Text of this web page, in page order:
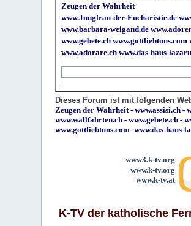
Zeugen der Wahrheit
www.Jungfrau-der-Eucharistie.de
www.barbara-weigand.de
www.gebete.ch www.gottliebtuns.com
www.adorare.ch www.das-haus-
Dieses Forum ist mit folgenden
Zeugen der Wahrheit -www.assisi.ch -
www.wallfahrten.ch -www.gebete.ch -
www.gottliebtuns.com-www.das-haus-
www3.k-tv.org
www.k-tv.org
www.k-tv.at
K-TV der katholische